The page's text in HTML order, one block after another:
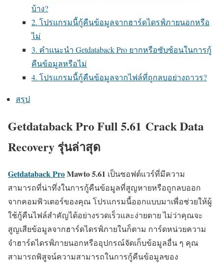
บ้าง?
2. โปรแกรมนี้กู้คืนข้อมูลจากฮาร์ดไดรฟ์ภายนอกหรือ
ไม่
3. คำแนะนำ Getdataback Pro ยากหรือซับซ้อนในการกู้
คืนข้อมูลหรือไม่
4. โปรแกรมนี้กู้คืนข้อมูลจากไฟล์ที่ถูกลบอย่างถาวร?
สรุป
Getdataback Pro Full 5.61 Crack Data
Recovery รุ่นล่าสุด
Getdataback ProMawto5.61 เป็นซอฟต์แวร์ที่มีความ
สามารถที่น่าทึ่งในการกู้คืนข้อมูลที่สูญหายหรือถูกลบออก
จากคอมพิวเตอร์ของคุณ โปรแกรมนี้ออกแบบมาเพื่อช่วยให้ผู้
ใช้กู้คืนไฟล์สำคัญได้อย่างรวดเร็วและง่ายดาย ไม่ว่าคุณจะ
สูญเสียข้อมูลจากฮาร์ดไดรฟ์ภายในก็ตาม การ์ดหน่วยความ
จำฮาร์ดไดรฟ์ภายนอกหรืออุปกรณ์จัดเก็บข้อมูลอื่น ๆ คุณ
สามารถพิสูจน์ความสามารถในการกู้คืนข้อมูลของ